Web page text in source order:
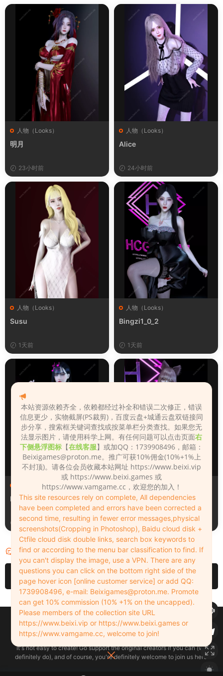
人物（Looks）
明月
23小时前
人物（Looks）
Alice
24小时前
人物（Looks）
Susu
1天前
人物（Looks）
Bingzi1_0_2
1天前
人物（Looks）
Monica_2_2_2
1天前
人物（Looks）
Lizhen2025
2天前
评论 0
请先登录
Copyleft © 2022-2026 beixi.vip - All Rights Freedom！
创作不易！有能力的同学可以去支持一下原创作者（我们绝对支持），当然
了，您加入这里我们也绝对欢迎！
It's not easy to create! Go support the original creators if you can (we
definitely do), and of course, you're definitely welcome to join us here!
本站资源依赖齐全，依赖都经过补全和错误二次修正，错误
信息更少，实物截屏(PS裁剪)，百度云盘+城通云盘双链接同
步分享，搜索框关键词查找或按菜单栏分类查找。如果您无
法显示图片，请使用科学上网。有任何问题可以点击页面右
下侧悬浮图标 【在线客服】或加QQ：1739908496，邮箱：
Beixigames@proton.me。推广可获10%佣金(10%+1%上
不封顶)。请各位会员收藏本站网址 https://www.beixi.vip
或 https://www.beixi.games 或
https://www.vamgame.cc，欢迎您的加入！
This site resources rely on complete, All dependencies
have been completed and errors have been corrected a
second time, resulting in fewer error messages,physical
screenshots(Cropping in Photoshop), Baidu cloud disk +
Ctfile cloud disk double links, search box keywords to
find or according to the menu bar classification to find. If
you can't display the image, use a VPN. There are any
questions you can click on the bottom right side of the
page hover icon [online customer service] or add QQ:
1739908496, e-mail: Beixigames@proton.me. Promote
can get 10% commission (10% +1% on the uncapped).
Please members of the collection site URL
https://www.beixi.vip or https://www.beixi.games or
https://www.vamgame.cc, welcome to join!